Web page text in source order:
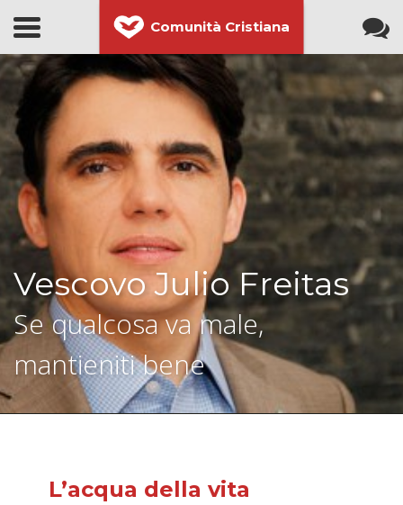
Comunità Cristiana
Vescovo Julio Freitas
Se qualcosa va male,
mantieniti bene
L’acqua della vita